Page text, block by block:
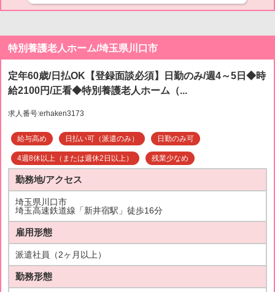
特別養護老人ホーム/埼玉県川口市
定年60歳/日払OK【登録面談必須】日勤のみ/週4～5日◆時
給2100円/正看◆特別養護老人ホーム（...
求人番号:erhaken3173
給与高め 日払い可（派遣のみ） 日勤のみ可
4週8休以上（または週休2日以上） 残業少なめ
勤務地/アクセス
埼玉県川口市
埼玉高速鉄道線「新井宿駅」徒歩16分
雇用形態
派遣社員（2ヶ月以上）
勤務形態